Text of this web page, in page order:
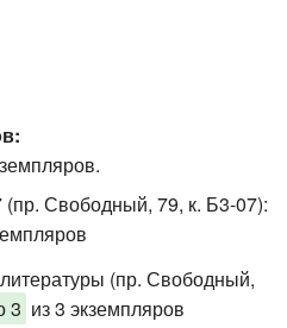
Свободный, 79, к. Б3-07):
(пр. Свободный,
3 из 3 экземпляров